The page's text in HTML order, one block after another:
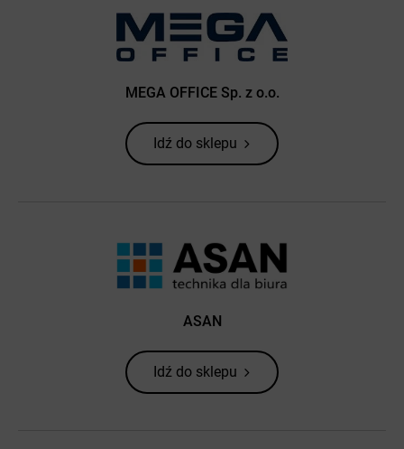
MEGA OFFICE Sp. z o.o.
Idź do sklepu
ASAN
Idź do sklepu